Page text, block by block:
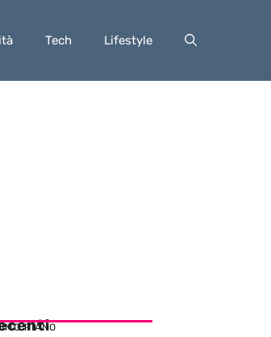
Tech Lifestyle
PIANO